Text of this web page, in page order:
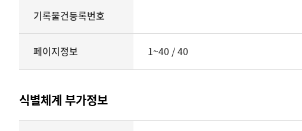
기록물건등록번호
페이지정보 1~40 / 40
식별체계 부가정보